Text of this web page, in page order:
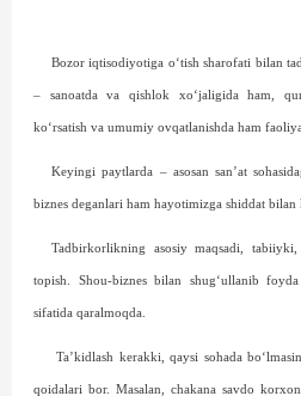
Bozor iqtisodiyotiga o‘tish sharofati bilan
– sanoatda va qishlok xo‘jaligida ham,
ko‘rsatish va umumiy ovqatlanishda ham
Keyingi paytlarda – asosan san’at
biznes deganlari ham hayotimizga shiddat bilan
Tadbirkorlikning asosiy maqsadi,
topish. Shou-biznes bilan shug‘ullanib
sifatida qaralmoqda.
Ta’kidlash kerakki, qaysi sohada
qoidalari bor. Masalan, chakana savdo